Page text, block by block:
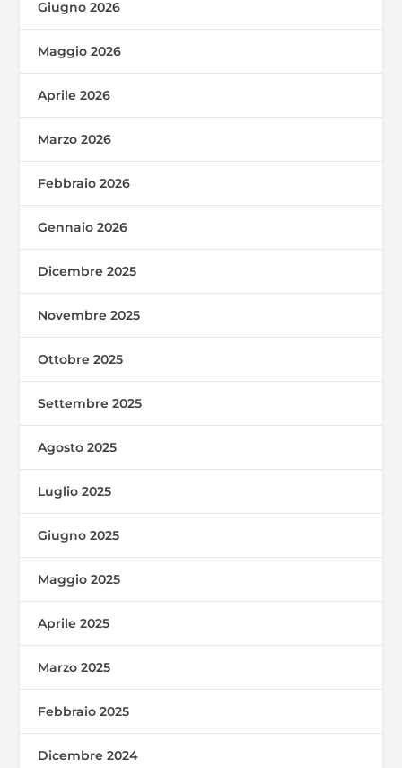
Giugno 2026
Maggio 2026
Aprile 2026
Marzo 2026
Febbraio 2026
Gennaio 2026
Dicembre 2025
Novembre 2025
Ottobre 2025
Settembre 2025
Agosto 2025
Luglio 2025
Giugno 2025
Maggio 2025
Aprile 2025
Marzo 2025
Febbraio 2025
Dicembre 2024